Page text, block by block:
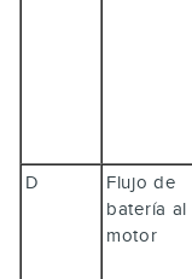
D
Flujo de
batería al
motor